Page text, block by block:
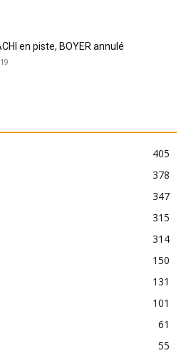
en piste, BOYER annulé
405
378
347
315
314
150
131
101
61
55